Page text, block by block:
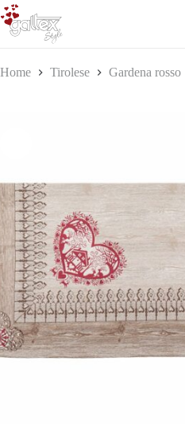
Salta
al
contenuto
Home Tirolese Gardena rosso